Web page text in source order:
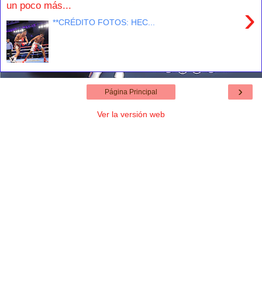
un poco más...
›
**CRÉDITO FOTOS: HEC...
›
Página Principal
Ver la versión web